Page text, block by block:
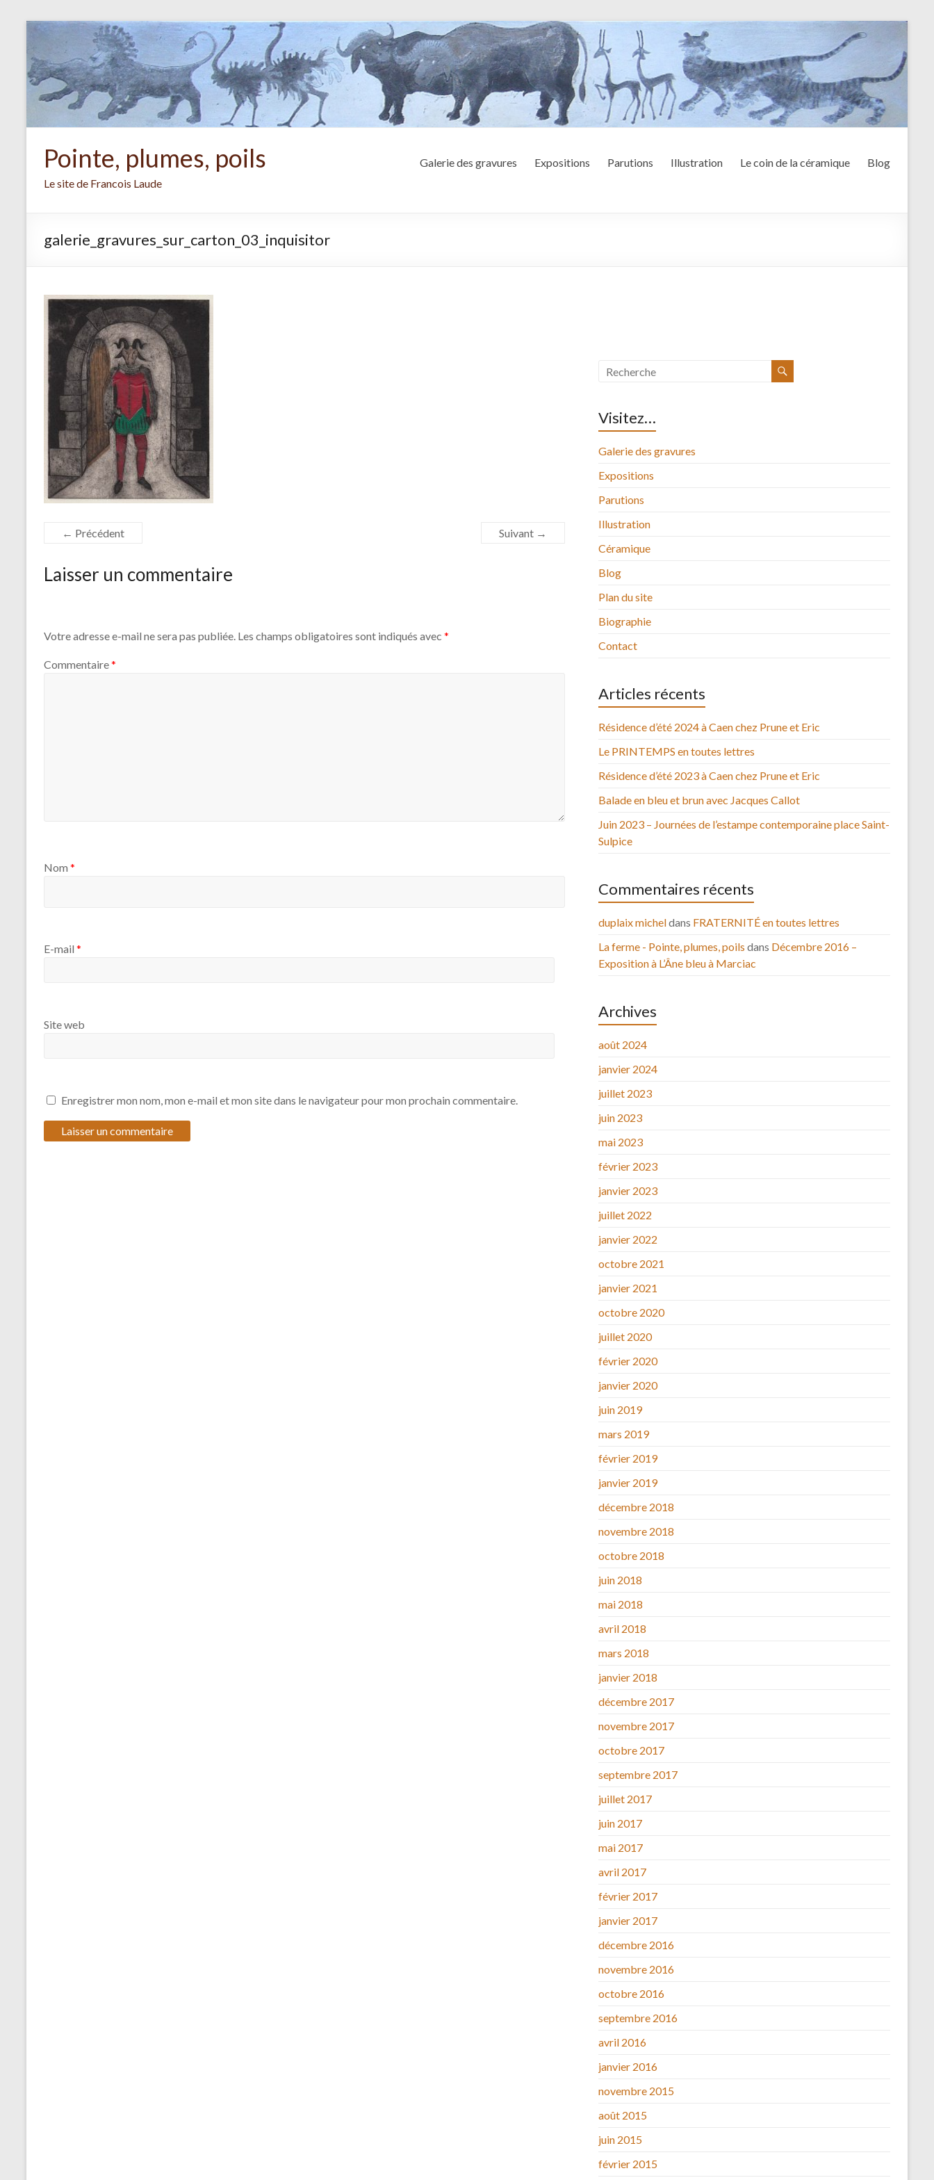
Aller
contenu
Pointe, plumes, poils
Le site de Francois Laude
Galerie des gravures Expositions Parutions Illustration Le coin de la céramique Blog
galerie_gravures_sur_carton_03_inquisitor
← Précédent Suivant →
Laisser un commentaire
Votre adresse e-mail ne sera pas publiée. Les champs obligatoires sont indiqués avec *
Commentaire*
Nom *
E-mail *
Site web
Enregistrer mon nom, mon e-mail et mon site dans le navigateur pour mon prochain commentaire.
Visitez…
Galerie des gravures
Expositions
Parutions
Illustration
Céramique
Blog
Plan du site
Biographie
Contact
Articles récents
Résidence d’été 2024 à Caen chez Prune et Eric
Le PRINTEMPS en toutes lettres
Résidence d’été 2023 à Caen chez Prune et Eric
Balade en bleu et brun avec Jacques Callot
Juin 2023 – Journées de l’estampe contemporaine place Saint-
Sulpice
Commentaires récents
duplaix micheldans FRATERNITÉ en toutes lettres
La ferme - Pointe, plumes, poils dans Décembre 2016 –
Exposition à L’Âne bleu à Marciac
Archives
août 2024
janvier 2024
juillet 2023
juin 2023
mai 2023
février 2023
janvier 2023
juillet 2022
janvier 2022
octobre 2021
janvier 2021
octobre 2020
juillet 2020
février 2020
janvier 2020
juin 2019
mars 2019
février 2019
janvier 2019
décembre 2018
novembre 2018
octobre 2018
juin 2018
mai 2018
avril 2018
mars 2018
janvier 2018
décembre 2017
novembre 2017
octobre 2017
septembre 2017
juillet 2017
juin 2017
mai 2017
avril 2017
février 2017
janvier 2017
décembre 2016
novembre 2016
octobre 2016
septembre 2016
avril 2016
janvier 2016
novembre 2015
août 2015
juin 2015
février 2015